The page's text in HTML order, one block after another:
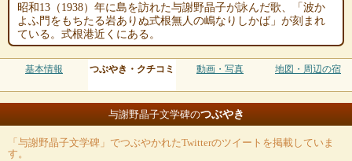
昭和13（1938）年に島を訪れた与謝野晶子が詠んだ歌、「波か
よふ門をもちたる岩ありぬ式根無人の嶋なりしかば」が刻まれ
ている。式根港近くにある。
基本情報 つぶやき・クチコミ 動画・写真 地図・周辺の宿
与謝野晶子文学碑のつぶやき
「与謝野晶子文学碑」でつぶやかれたTwitterのツイートを掲載していま
す。